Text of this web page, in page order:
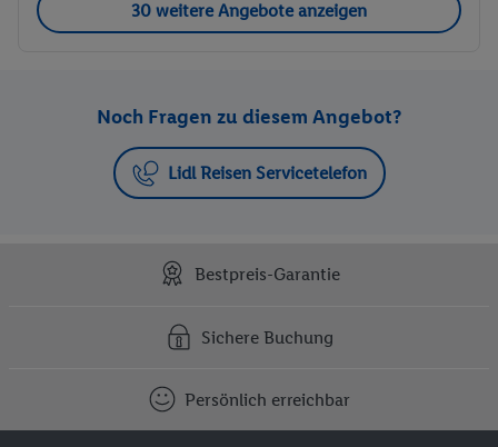
30 weitere Angebote anzeigen
Noch Fragen zu diesem Angebot?
Lidl Reisen Servicetelefon
Bestpreis-Garantie
Sichere Buchung
Persönlich erreichbar